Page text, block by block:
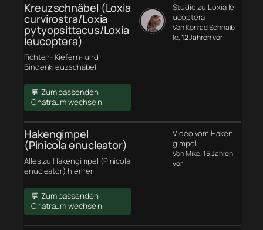
Kreuzschnäbel (Loxia
curvirostra/Loxia
pytyopsittacus/Loxia
leucoptera)
Fichten- Kiefern- und
Bindenkreuzschäbel
💬 Zum passenden
Chatraum wechseln
Studie zu Loxia le
ucoptera
Von Konrad Schnaib
le, 12 Jahren vor
Hakengimpel
(Pinicola enucleator)
Alles zu Hakengimpel (Pinicola
enucleator) hierher
💬 Zum passenden
Chatraum wechseln
Video vom Haken
gimpel
Von Mike, 15 Jahren
vor